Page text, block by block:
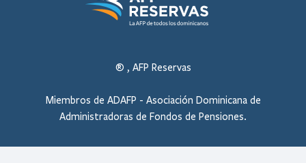
® , AFP Reservas
Miembros de ADAFP - Asociación Dominicana de
Administradoras de Fondos de Pensiones.